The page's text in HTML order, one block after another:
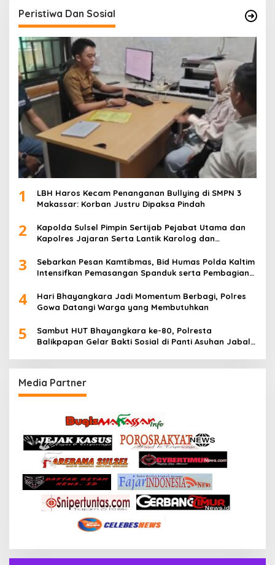
Peristiwa Dan Sosial
1
LBH Haros Kecam Penanganan Bullying di SMPN 3
Makassar: Korban Justru Dipaksa Pindah
2
Kapolda Sulsel Pimpin Sertijab Pejabat Utama dan
Kapolres Jajaran Serta Lantik Karolog dan
3
Sebarkan Pesan Kamtibmas, Bid Humas Polda Kaltim
Intensifkan Pemasangan Spanduk serta Pembagian
4
Hari Bhayangkara Jadi Momentum Berbagi, Polres
Gowa Datangi Warga yang Membutuhkan
5
Sambut HUT Bhayangkara ke-80, Polresta
Balikpapan Gelar Bakti Sosial di Panti Asuhan Jabal
Media Partner